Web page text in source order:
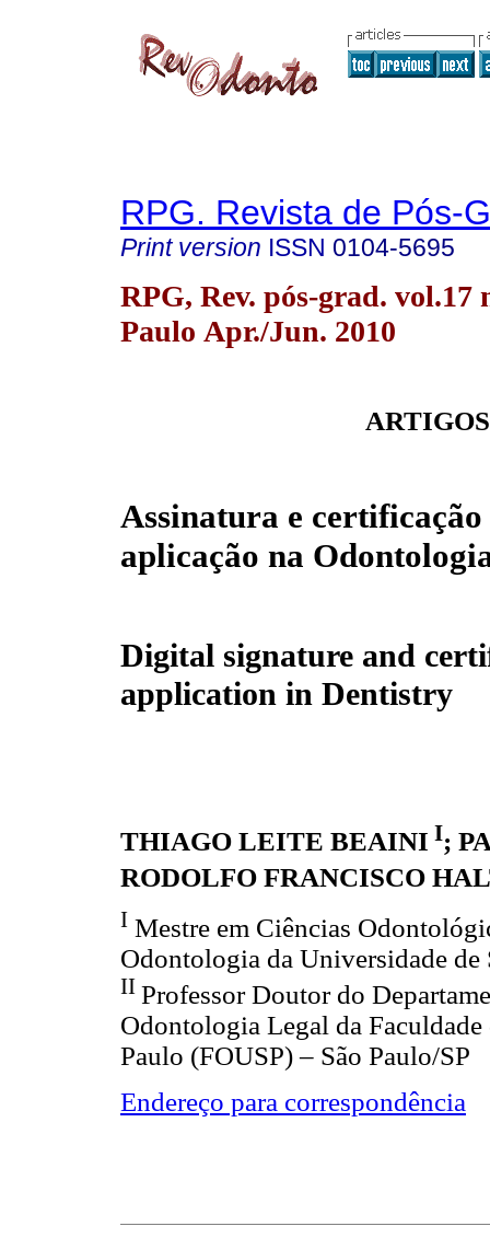
RPG. Revista de Pós-
Print version ISSN 0104-5695
RPG, Rev. pós-grad. vol.17
Paulo Apr./Jun. 2010
Assinatura e
aplicação na
Digital signature and
application in Dentistry
THIAGO LEITE BEAINI I;
RODOLFO FRANCISCO
I Mestre em Ciências
Odontologia da Universidade de
II Professor Doutor do
Odontologia Legal da
Paulo (FOUSP) – São Paulo/SP
Endereço para correspondência